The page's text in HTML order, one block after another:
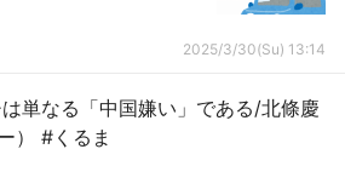
2025/3/30(Su) 13:14
単なる「中国嫌い」である/北條慶
） #くるま